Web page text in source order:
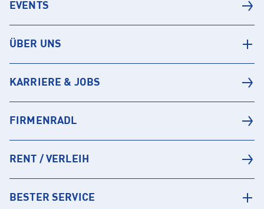
EVENTS
ÜBER UNS
KARRIERE & JOBS
FIRMENRADL
RENT / VERLEIH
BESTER SERVICE